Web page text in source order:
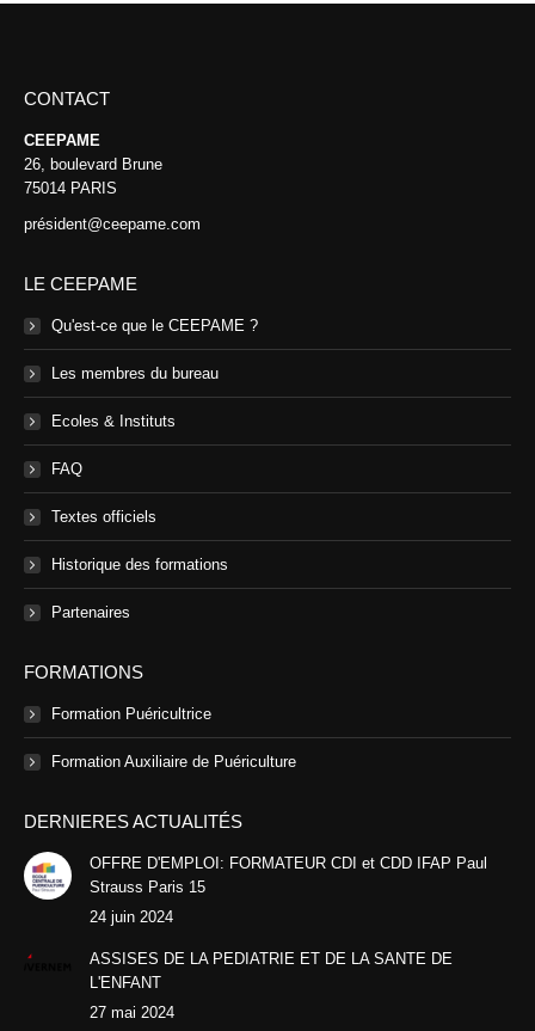
CONTACT
CEEPAME
26, boulevard Brune
75014 PARIS
président@ceepame.com
LE CEEPAME
Qu'est-ce que le CEEPAME ?
Les membres du bureau
Ecoles & Instituts
FAQ
Textes officiels
Historique des formations
Partenaires
FORMATIONS
Formation Puéricultrice
Formation Auxiliaire de Puériculture
DERNIERES ACTUALITÉS
OFFRE D'EMPLOI: FORMATEUR CDI et CDD IFAP Paul
Strauss Paris 15
24 juin 2024
ASSISES DE LA PEDIATRIE ET DE LA SANTE DE
L'ENFANT
27 mai 2024